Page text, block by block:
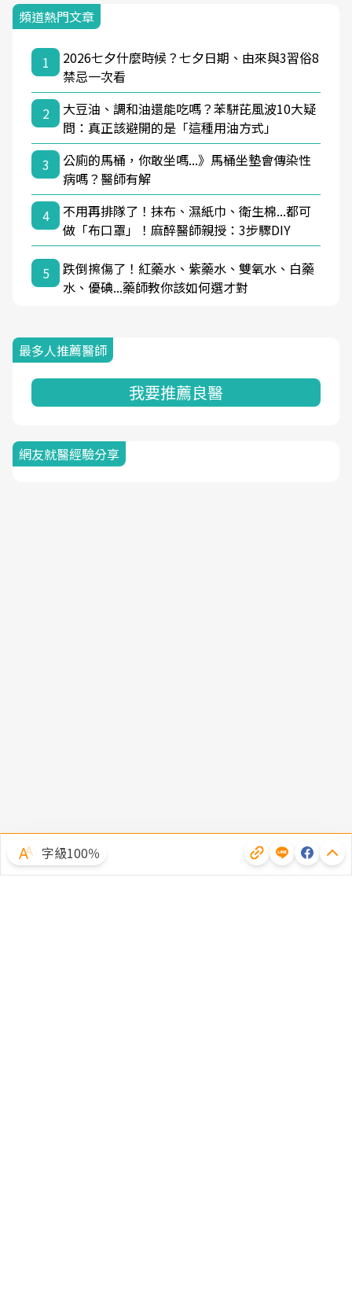
頻道熱門文章
1
2026七夕什麼時候？七夕日期、由來與3習俗8
禁忌一次看
2
大豆油、調和油還能吃嗎？苯駢芘風波10大疑
問：真正該避開的是「這種用油方式」
3
公廁的馬桶，你敢坐嗎...》馬桶坐墊會傳染性
病嗎？醫師有解
4
不用再排隊了！抹布、濕紙巾、衛生棉...都可
做「布口罩」！麻醉醫師親授：3步驟DIY
5
跌倒擦傷了！紅藥水、紫藥水、雙氧水、白藥
水、優碘...藥師教你該如何選才對
最多人推薦醫師
我要推薦良醫
網友就醫經驗分享
字級100％